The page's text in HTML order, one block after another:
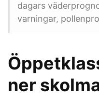
dagars
varningar,
ner